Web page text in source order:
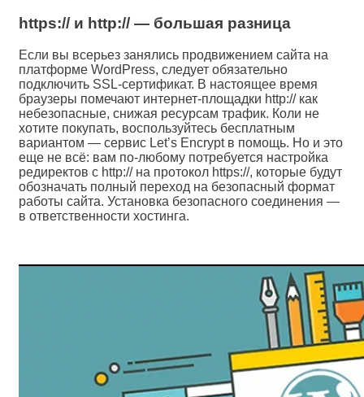
https:// и http:// — большая разница
Если вы всерьез занялись продвижением сайта на
платформе WordPress, следует обязательно
подключить SSL-сертификат. В настоящее время
браузеры помечают интернет-площадки http:// как
небезопасные, снижая ресурсам трафик. Коли не
хотите покупать, воспользуйтесь бесплатным
вариантом — сервис Let’s Encrypt в помощь. Но и это
еще не всё: вам по-любому потребуется настройка
редиректов с http:// на протокол https://, которые будут
обозначать полный переход на безопасный формат
работы сайта. Установка безопасного соединения —
в ответственности хостинга.